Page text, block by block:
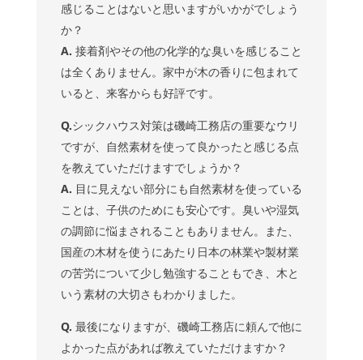
感じることはないと思いますがいかがでしょう
か？
A. 接着剤やその他の化学的な臭いを感じること
は全くありません。家中が木の香りに包まれて
いると、来客からも好評です。
Q.シックハウス対策は磯崎工務店の重要なウリ
ですが、自然素材を使って良かったと感じる点
を教えていただけますでしょうか？
A. 目に見えない部分にも自然素材を使っている
ことは、子供のためにも安心です。臭いや湿気
の調節に悩まされることもありません。また、
国産の木材を使うにあたり日本の林業や製材業
の苦労について少し勉強することもでき、木と
いう素材の大切さもわかりました。
Q. 最後になりますが、磯崎工務店に頼んで他に
よかった点があれば教えていただけますか？